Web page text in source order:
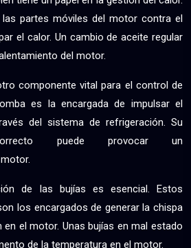
partes móviles del motor contra el
el calor. Un cambio de aceite regular
del motor.
componente vital para el control de
es la encargada de impulsar el
del sistema de refrigeración. Su
puede provocar un
de las bujías es esencial. Estos
los encargados de generar la chispa
el motor. Unas bujías en mal estado
de la temperatura en el motor.